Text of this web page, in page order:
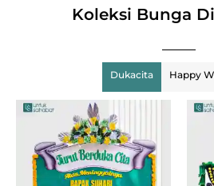
Koleksi Bunga
Dukacita Happy